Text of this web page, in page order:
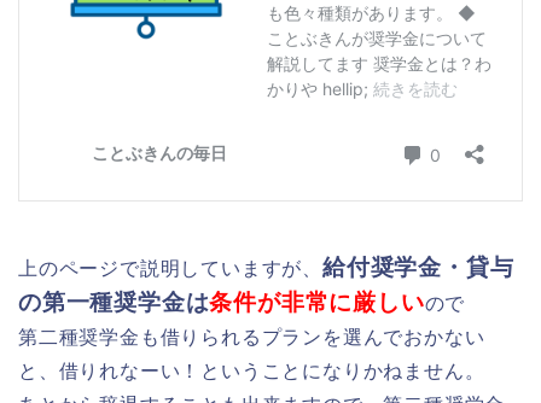
上のページで説明していますが、 給付奨学金・貸与
の第一種奨学金は条件が非常に厳しいので
第二種奨学金も借りられるプランを選んでおかない
と、借りれなーい！ということになりかねません。